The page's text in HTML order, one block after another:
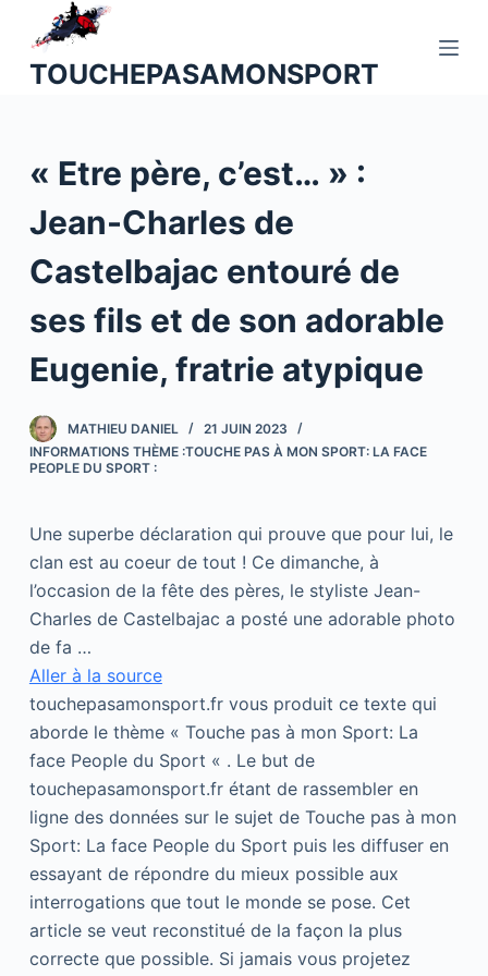
u
o
u
TOUCHEPASAMONSPORT
« Etre père, c’est… » :
Jean-Charles de
Castelbajac entouré de
ses fils et de son adorable
Eugenie, fratrie atypique
MATHIEU DANIEL
21 JUIN 2023
INFORMATIONS THÈME :TOUCHE PAS À MON SPORT: LA FACE
PEOPLE DU SPORT :
Une superbe déclaration qui prouve que pour lui, le
clan est au coeur de tout ! Ce dimanche, à
l’occasion de la fête des pères, le styliste Jean-
Charles de Castelbajac a posté une adorable photo
de fa …
Aller à la source
touchepasamonsport.fr vous produit ce texte qui
aborde le thème « Touche pas à mon Sport: La
face People du Sport « . Le but de
touchepasamonsport.fr étant de rassembler en
ligne des données sur le sujet de Touche pas à mon
Sport: La face People du Sport puis les diffuser en
essayant de répondre du mieux possible aux
interrogations que tout le monde se pose. Cet
article se veut reconstitué de la façon la plus
correcte que possible. Si jamais vous projetez